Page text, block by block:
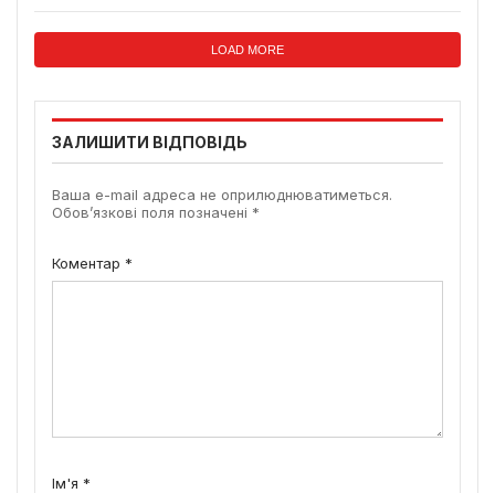
LOAD MORE
ЗАЛИШИТИ ВІДПОВІДЬ
Ваша e-mail адреса не оприлюднюватиметься.
Обов’язкові поля позначені *
Коментар *
Ім'я *